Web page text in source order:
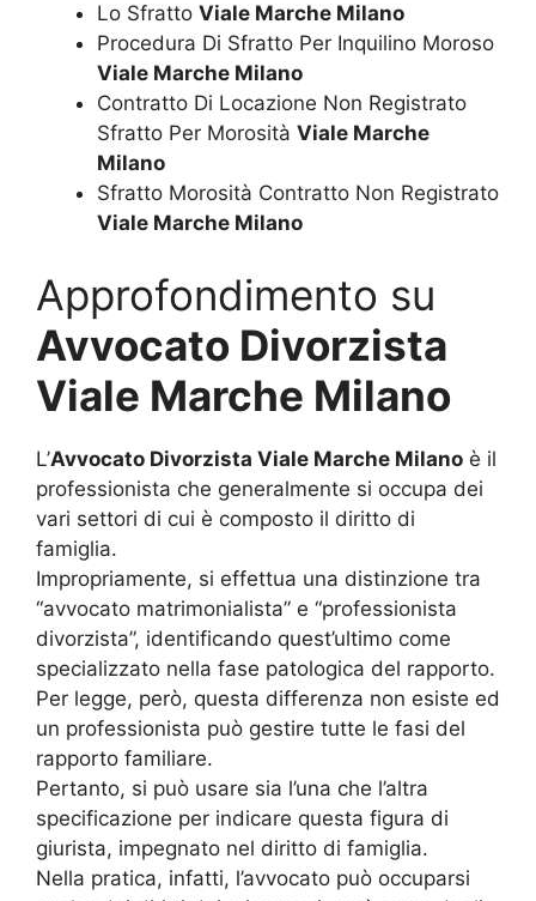
Lo Sfratto Viale Marche Milano
Procedura Di Sfratto Per Inquilino Moroso
Viale Marche Milano
Contratto Di Locazione Non Registrato
Sfratto Per Morosità Viale Marche
Milano
Sfratto Morosità Contratto Non Registrato
Viale Marche Milano
Approfondimento su
Avvocato Divorzista
Viale Marche Milano
L’Avvocato Divorzista Viale Marche Milano è il
professionista che generalmente si occupa dei
vari settori di cui è composto il diritto di
famiglia.
Impropriamente, si effettua una distinzione tra
“avvocato matrimonialista” e “professionista
divorzista”, identificando quest’ultimo come
specializzato nella fase patologica del rapporto.
Per legge, però, questa differenza non esiste ed
un professionista può gestire tutte le fasi del
rapporto familiare.
Pertanto, si può usare sia l’una che l’altra
specificazione per indicare questa figura di
giurista, impegnato nel diritto di famiglia.
Nella pratica, infatti, l’avvocato può occuparsi